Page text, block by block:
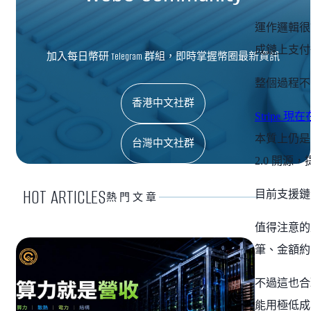
加入每日幣研 Telegram 群組，即時掌握幣圈最新資訊
香港中文社群
台灣中文社群
HOT ARTICLES熱門文章
運作邏輯
成鏈上支
整個過程
Stripe 現
本質上仍
2.0 開源，
目前支援鏈
值得注意
筆、金額
不過這也
能用極低